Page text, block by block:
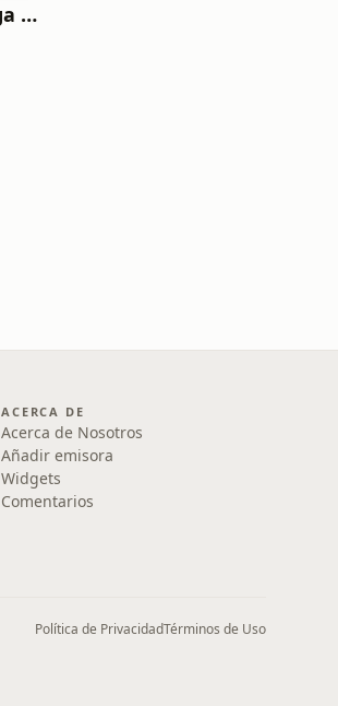
Frecuencia Amiga Panama
ACERCA DE
Acerca de Nosotros
Añadir emisora
Widgets
Comentarios
Política de PrivacidadTérminos de Uso